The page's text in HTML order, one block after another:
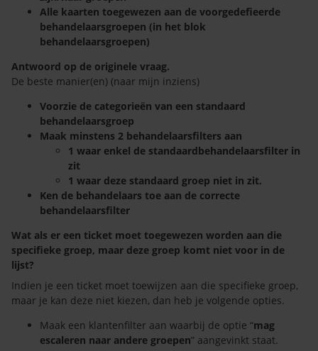
Alle kaarten toegewezen aan de voorgedefieerde
behandelaarsgroepen (in het blok
behandelaarsgroepen)
Antwoord op de originele vraag.
De beste manier(en) (naar mijn inziens)
Voorzie de categorieën van een standaard
behandelaarsgroep
Maak minstens 2 behandelaarsfilters aan
1 waar enkel de standaardbehandelaarsfilter in
zit
1 waar deze standaard groep niet in zit.
Ken de behandelaars toe aan de correcte
behandelaarsfilter
Wat als er een ticket moet toegewezen worden aan die
specifieke groep, maar deze groep komt niet voor in de
lijst?
Indien je een ticket moet toewijzen aan die specifieke groep,
maar je kan deze niet kiezen, dan heb je volgende opties.
Maak een klantenfilter aan waarbij de optie “mag
escaleren naar andere groepen” aangevinkt staat.